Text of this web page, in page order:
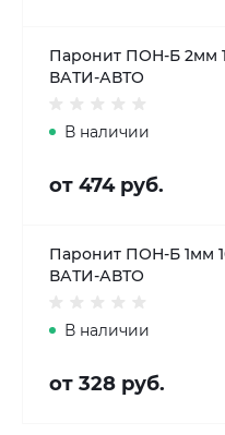
Паронит ПОН-Б 2мм
ВАТИ-АВТО
В наличии
от 474 руб.
Паронит ПОН-Б 1мм
ВАТИ-АВТО
В наличии
от 328 руб.